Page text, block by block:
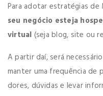
Para adotar estratégias de
seu negócio esteja
virtual (seja blog, site ou
A partir daí, será
manter uma frequência de
dores, dúvidas e levar